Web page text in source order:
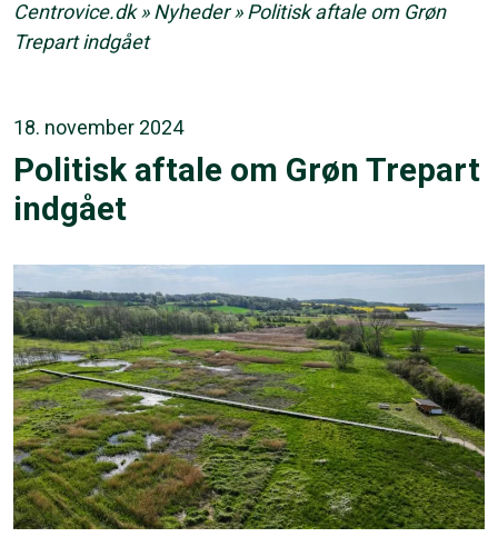
Centrovice.dk»Nyheder»Politisk aftale om Grøn
Trepart indgået
18. november 2024
Politisk aftale om Grøn Trepart
indgået